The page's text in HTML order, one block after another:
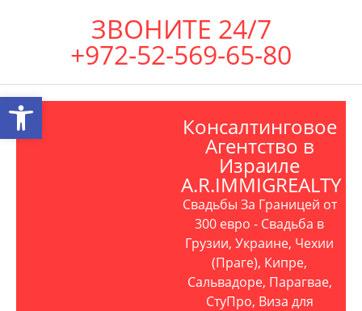
ЗВОНИТЕ 24/7
+972-52-569-65-80
Консалтинговое
Агентство в
Израиле
A.R.IMMIGREALTY
Свадьбы За Границей от
300 евро - Свадьба в
Грузии, Украине, Чехии
(Праге), Кипре,
Сальвадоре, Парагвае,
СтуПро, Виза для
Открыть панель инструментов